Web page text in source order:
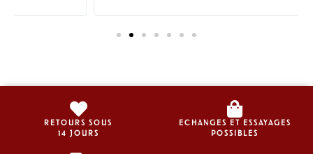
RETOURS SOUS
14 JOURS
ECHANGES ET ESSAYAGES
POSSIBLES